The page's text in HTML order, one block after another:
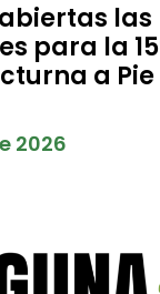
las
para la
a
2026